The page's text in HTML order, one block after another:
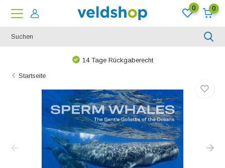
0 0
14 Tage Rückgaberecht
Startseite